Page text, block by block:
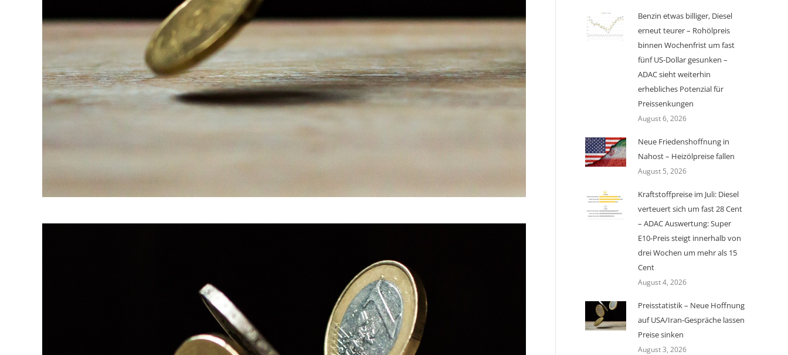
Benzin etwas billiger, Diesel
erneut teurer – Rohölpreis
binnen Wochenfrist um fast
fünf US-Dollar gesunken –
ADAC sieht weiterhin
erhebliches Potenzial für
Preissenkungen
August 6, 2026
Neue Friedenshoffnung in
Nahost – Heizölpreise fallen
August 5, 2026
Kraftstoffpreise im Juli: Diesel
verteuert sich um fast 28 Cent
– ADAC Auswertung: Super
E10-Preis steigt innerhalb von
drei Wochen um mehr als 15
Cent
August 4, 2026
Preisstatistik – Neue Hoffnung
auf USA/Iran-Gespräche lassen
Preise sinken
August 3, 2026